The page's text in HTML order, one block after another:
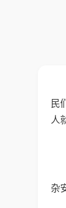
民
人
杂